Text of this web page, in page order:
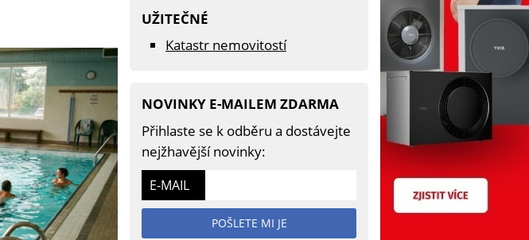
UŽITEČNÉ
Katastr nemovitostí
NOVINKY E-MAILEM ZDARMA
Přihlaste se k odběru a dostávejte
nejžhavější novinky:
E-MAIL
POŠLETE MI JE